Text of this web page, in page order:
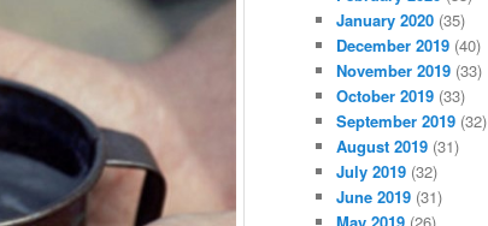
January 2020 (35)
December 2019 (40)
November 2019 (33)
October 2019 (33)
September 2019 (32)
August 2019 (31)
July 2019 (32)
June 2019 (31)